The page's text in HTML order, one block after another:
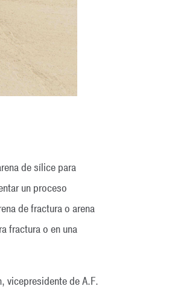
de sílice para
un proceso
de fractura o arena
fractura o en una
vicepresidente de A.F.